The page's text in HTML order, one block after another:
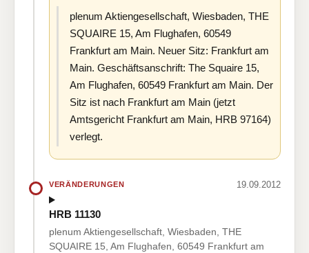
plenum Aktiengesellschaft, Wiesbaden, THE
SQUAIRE 15, Am Flughafen, 60549
Frankfurt am Main. Neuer Sitz: Frankfurt am
Main. Geschäftsanschrift: The Squaire 15,
Am Flughafen, 60549 Frankfurt am Main. Der
Sitz ist nach Frankfurt am Main (jetzt
Amtsgericht Frankfurt am Main, HRB 97164)
verlegt.
VERÄNDERUNGEN 19.09.2012
HRB 11130
plenum Aktiengesellschaft, Wiesbaden, THE
SQUAIRE 15, Am Flughafen, 60549 Frankfurt am